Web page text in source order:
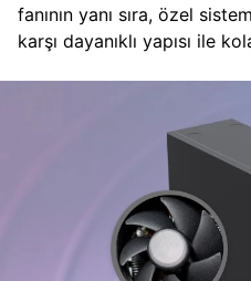
fanının yanı sıra, özel
karşı dayanıklı yapısı ile